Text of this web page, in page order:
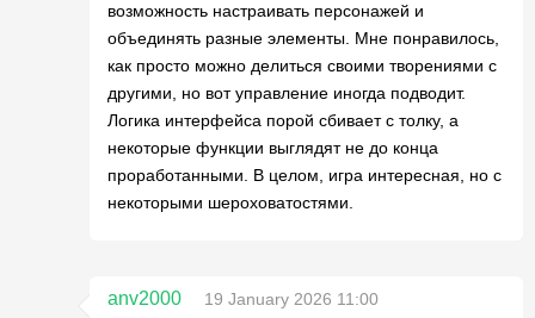
возможность настраивать персонажей и
объединять разные элементы. Мне понравилось,
как просто можно делиться своими творениями с
другими, но вот управление иногда подводит.
Логика интерфейса порой сбивает с толку, а
некоторые функции выглядят не до конца
проработанными. В целом, игра интересная, но с
некоторыми шероховатостями.
anv2000
19 January 2026 11:00